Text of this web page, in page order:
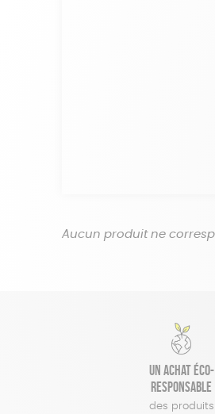
Aucun produit ne
Un achat éco-
responsable
des produits